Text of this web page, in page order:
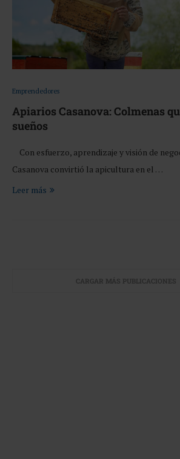
Emprendedores
Apiarios Casanova: Colmenas
sueños
Con esfuerzo, aprendizaje y visión de
Casanova convirtió la apicultura en el …
Leer más
CARGAR MÁS PUBLICACIONES